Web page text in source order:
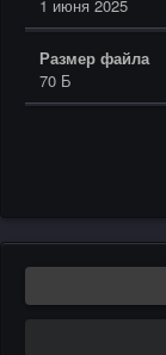
1 июня 2025
Размер файла
70 Б